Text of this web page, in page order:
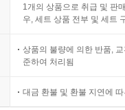
1개의 상품으로 취급 및 판
우, 세트 상품 전부 및 세트
상품의 불량에 의한 반품,
준하여 처리됨
대금 환불 및 환불 지연에